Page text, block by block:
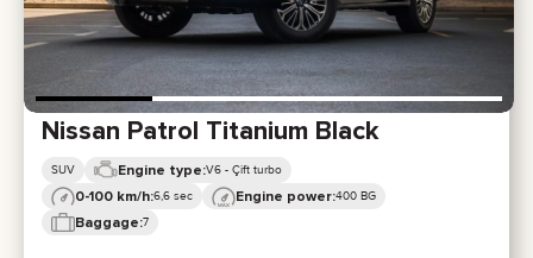
Nissan Patrol Titanium Black
SUV Engine type:V6 - Çift turbo
0-100 km/h:6,6 sec Engine power:400 BG
Baggage:7